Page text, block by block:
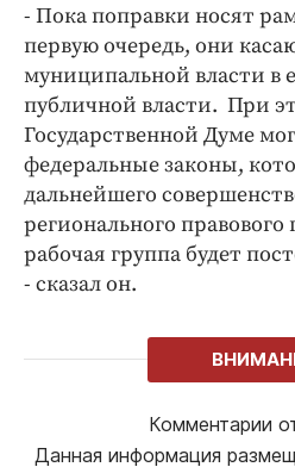
- Пока поправки носят
первую очередь, они
муниципальной власти в
публичной власти. При
Государственной Думе
федеральные законы,
дальнейшего
регионального
рабочая группа будет
- сказал он.
Комментарии
Данная информация